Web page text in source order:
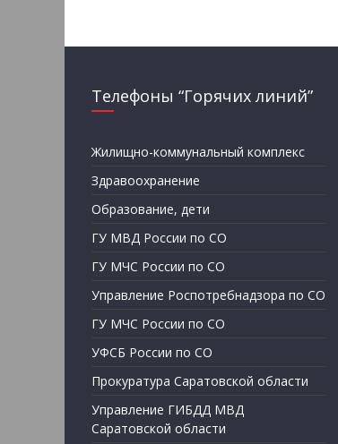
Телефоны “Горячих линий”
Жилищно-коммунальный комплекс
Здравоохранение
Образование, дети
ГУ МВД России по СО
ГУ МЧС России по СО
Управление Роспотребнадзора по СО
ГУ МЧС России по СО
УФСБ России по СО
Прокуратура Саратовской области
Управление ГИБДД МВД
Саратовской области